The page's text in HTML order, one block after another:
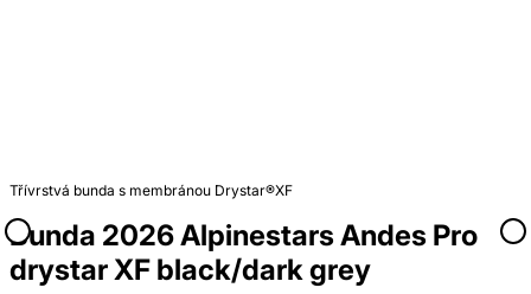
Třívrstvá bunda s membránou Drystar®XF
Bunda 2026 Alpinestars Andes Pro
drystar XF black/dark grey